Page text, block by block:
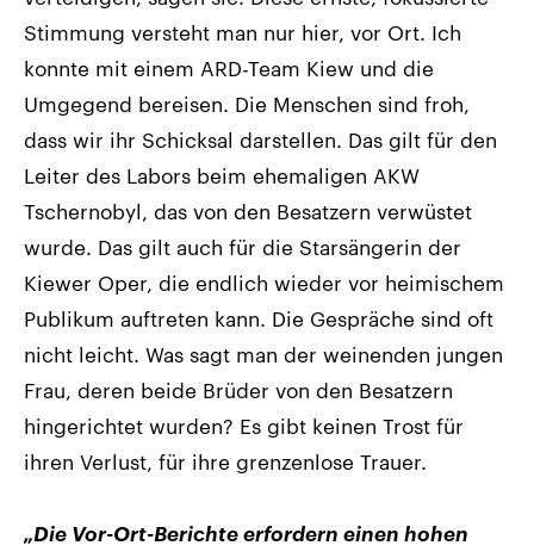
Stimmung versteht man nur hier, vor Ort. Ich
konnte mit einem ARD-Team Kiew und die
Umgegend bereisen. Die Menschen sind froh,
dass wir ihr Schicksal darstellen. Das gilt für den
Leiter des Labors beim ehemaligen AKW
Tschernobyl, das von den Besatzern verwüstet
wurde. Das gilt auch für die Starsängerin der
Kiewer Oper, die endlich wieder vor heimischem
Publikum auftreten kann. Die Gespräche sind oft
nicht leicht. Was sagt man der weinenden jungen
Frau, deren beide Brüder von den Besatzern
hingerichtet wurden? Es gibt keinen Trost für
ihren Verlust, für ihre grenzenlose Trauer.
„Die Vor-Ort-Berichte erfordern einen hohen